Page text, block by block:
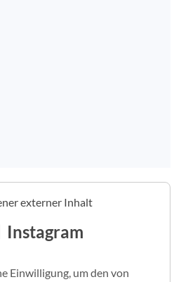
externer Inhalt
Instagram
Einwilligung, um den von